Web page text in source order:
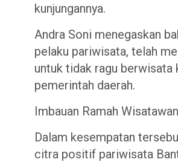
kunjungannya.
​Andra Soni menegaskan
pelaku pariwisata, telah
untuk tidak ragu berwisata
pemerintah daerah.
​Imbauan Ramah Wisatawan
​Dalam kesempatan
citra positif pariwisata